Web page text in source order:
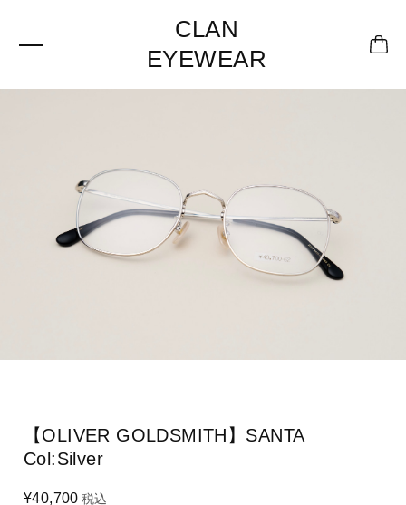
CLAN
EYEWEAR
【OLIVER GOLDSMITH】SANTA
Col:Silver
¥40,700 税込